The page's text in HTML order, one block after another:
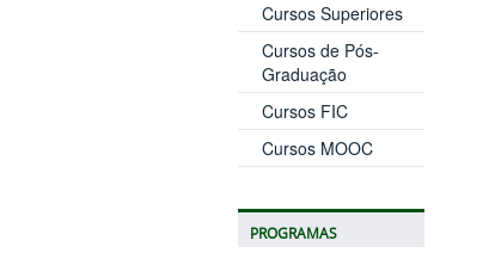
Cursos Superiores
Cursos de Pós-
Graduação
Cursos FIC
Cursos MOOC
PROGRAMAS